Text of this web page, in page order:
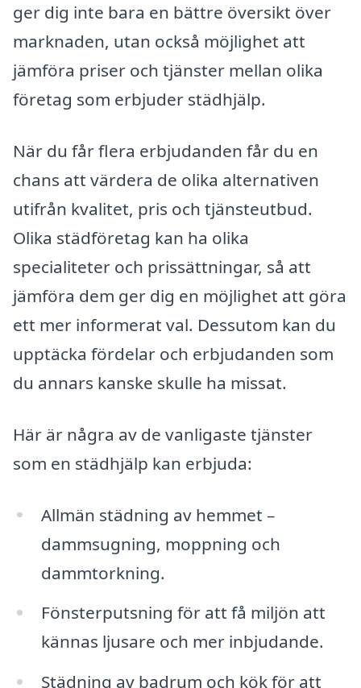
ger dig inte bara en bättre översikt över
marknaden, utan också möjlighet att
jämföra priser och tjänster mellan olika
företag som erbjuder städhjälp.
När du får flera erbjudanden får du en
chans att värdera de olika alternativen
utifrån kvalitet, pris och tjänsteutbud.
Olika städföretag kan ha olika
specialiteter och prissättningar, så att
jämföra dem ger dig en möjlighet att göra
ett mer informerat val. Dessutom kan du
upptäcka fördelar och erbjudanden som
du annars kanske skulle ha missat.
Här är några av de vanligaste tjänster
som en städhjälp kan erbjuda:
Allmän städning av hemmet –
dammsugning, moppning och
dammtorkning.
Fönsterputsning för att få miljön att
kännas ljusare och mer inbjudande.
Städning av badrum och kök för att